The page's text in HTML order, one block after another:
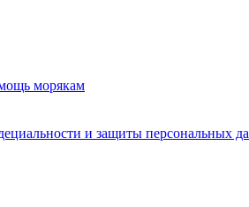
морякам
и защиты персональных